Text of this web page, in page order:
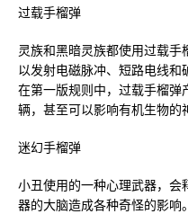
过载手榴弹
灵族和黑暗灵族都使用过载
以发射电磁脉冲、短路电线和
在第一版规则中，过载手榴
辆，甚至可以影响有机生物的
迷幻手榴弹
小丑使用的一种心理武器，会
器的大脑造成各种奇怪的影